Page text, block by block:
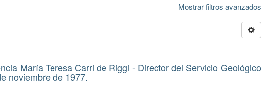
Mostrar filtros avanzados
María Teresa Carri de Riggi - Director del Servicio Geológico
noviembre de 1977.